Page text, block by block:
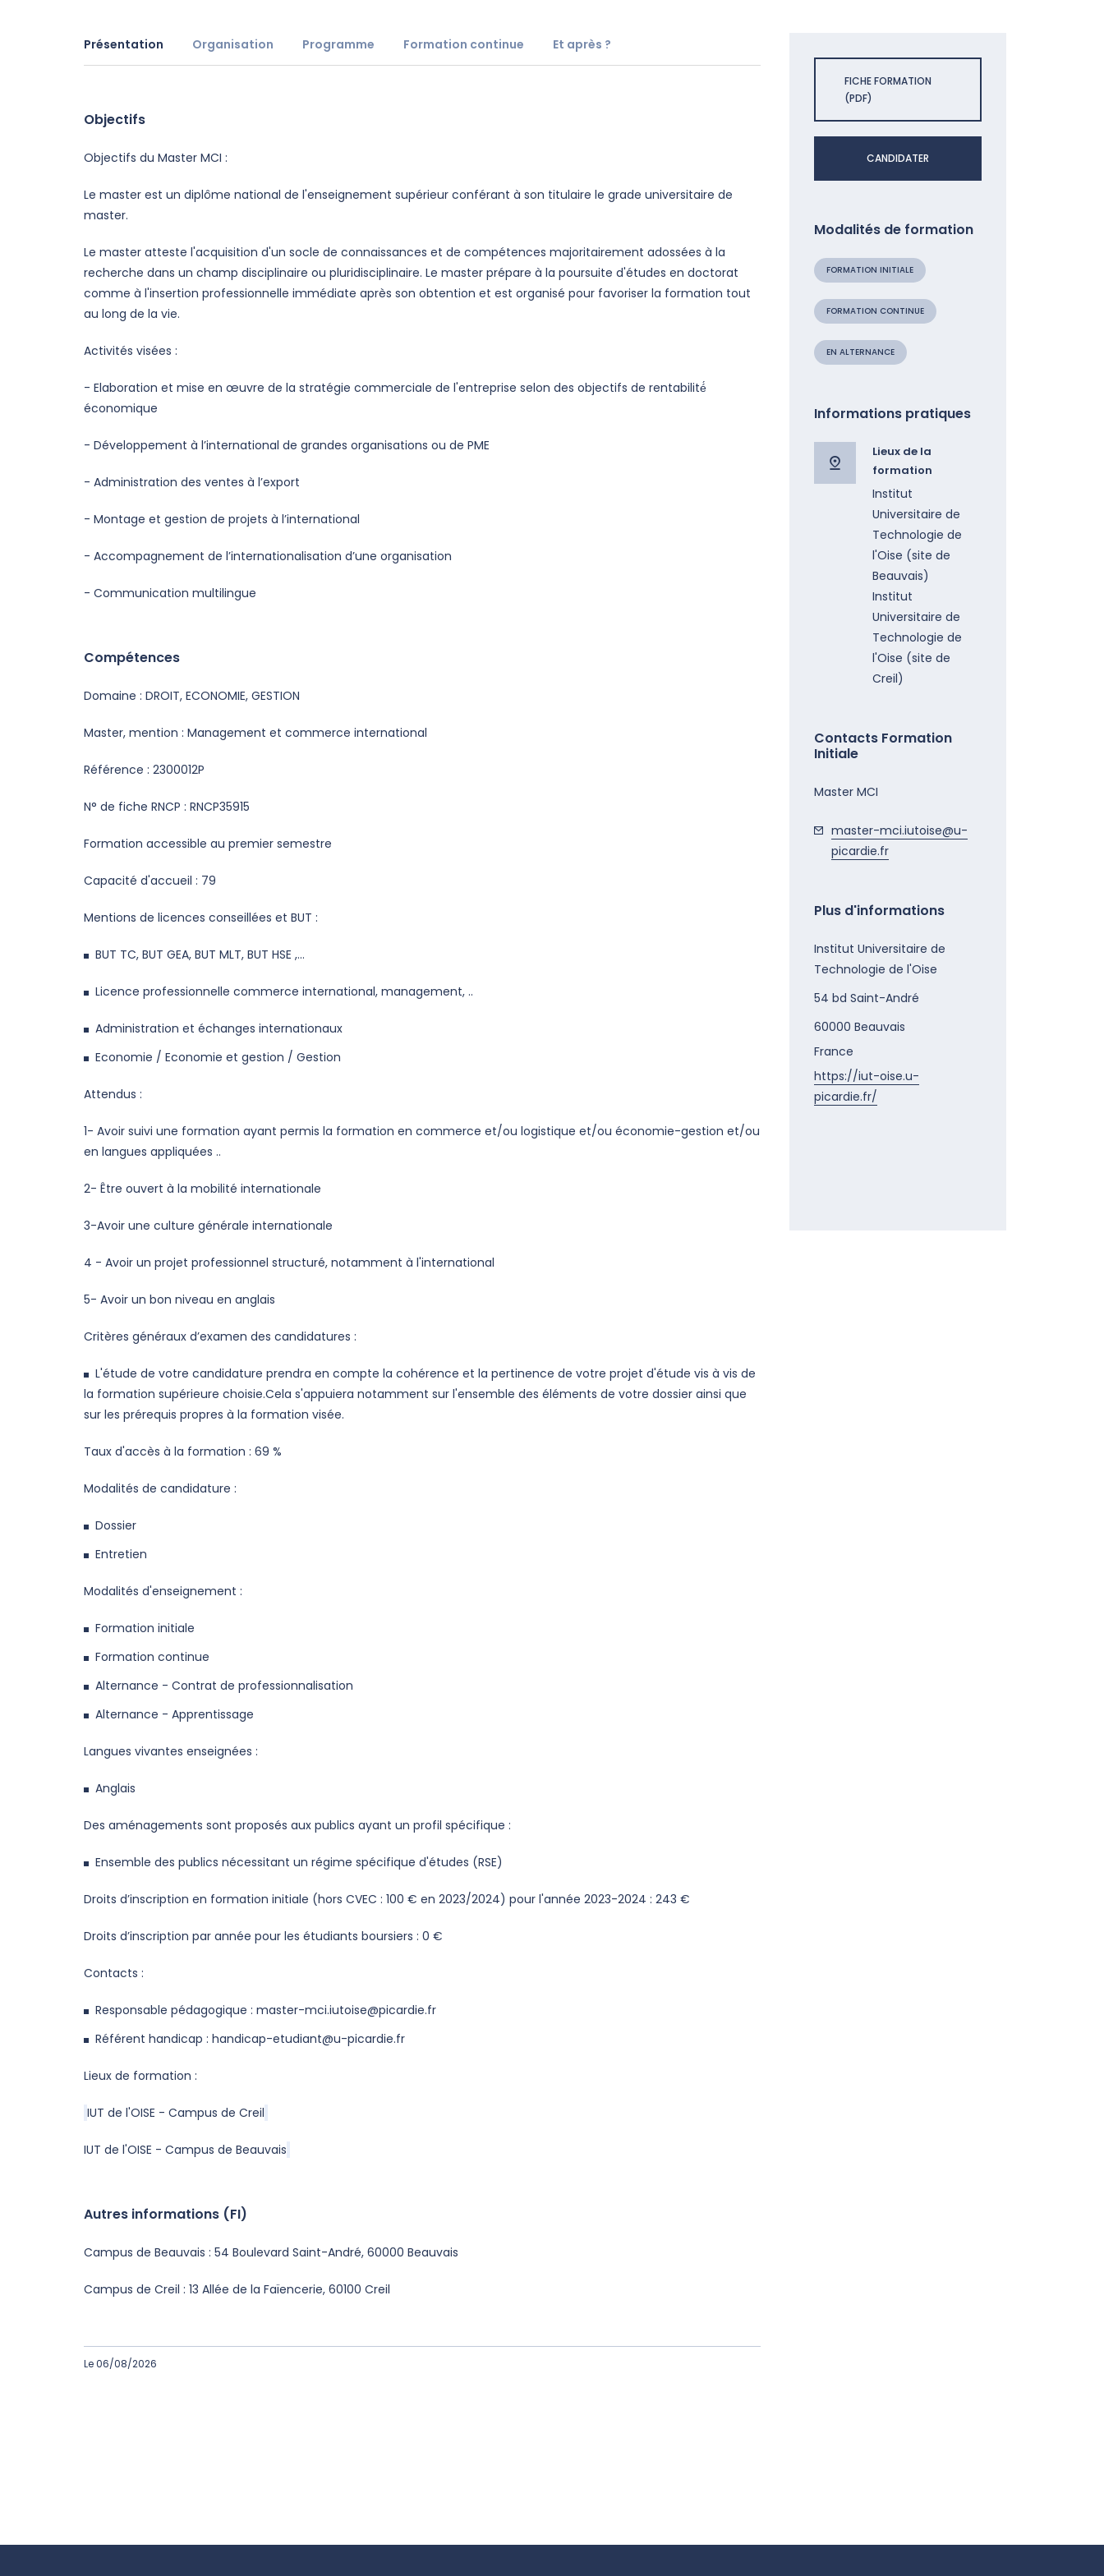
FICHE FORMATION
(PDF)
CANDIDATER
Modalités de formation
FORMATION INITIALE
FORMATION CONTINUE
EN ALTERNANCE
Informations pratiques
Lieux de la
formation
Institut
Universitaire de
Technologie de
l'Oise (site de
Beauvais)
Institut
Universitaire de
Technologie de
l'Oise (site de
Creil)
Contacts Formation
Initiale
Master MCI
master-mci.iutoise@u-
picardie.fr
Plus d'informations
Institut Universitaire de
Technologie de l'Oise
54 bd Saint-André
60000 Beauvais
France
https://iut-oise.u-
picardie.fr/
Présentation Organisation Programme Formation continue Et après ?
Présentation
Objectifs
Objectifs du Master MCI :
Le master est un diplôme national de l'enseignement supérieur conférant à son titulaire le grade universitaire de
master.
Le master atteste l'acquisition d'un socle de connaissances et de compétences majoritairement adossées à la
recherche dans un champ disciplinaire ou pluridisciplinaire. Le master prépare à la poursuite d'études en doctorat
comme à l'insertion professionnelle immédiate après son obtention et est organisé pour favoriser la formation tout
au long de la vie.
Activités visées :
- Elaboration et mise en œuvre de la stratégie commerciale de l'entreprise selon des objectifs de rentabilité́
économique
- Développement à l’international de grandes organisations ou de PME
- Administration des ventes à l’export
- Montage et gestion de projets à l’international
- Accompagnement de l’internationalisation d’une organisation
- Communication multilingue
Compétences
Domaine : DROIT, ECONOMIE, GESTION
Master, mention : Management et commerce international
Référence : 2300012P
N° de fiche RNCP : RNCP35915
Formation accessible au premier semestre
Capacité d'accueil : 79
Mentions de licences conseillées et BUT :
BUT TC, BUT GEA, BUT MLT, BUT HSE ,...
Licence professionnelle commerce international, management, ..
Administration et échanges internationaux
Economie / Economie et gestion / Gestion
Attendus :
1- Avoir suivi une formation ayant permis la formation en commerce et/ou logistique et/ou économie-gestion et/ou
en langues appliquées ..
2- Être ouvert à la mobilité internationale
3-Avoir une culture générale internationale
4 - Avoir un projet professionnel structuré, notamment à l'international
5- Avoir un bon niveau en anglais
Critères généraux d’examen des candidatures :
L'étude de votre candidature prendra en compte la cohérence et la pertinence de votre projet d'étude vis à vis de
la formation supérieure choisie.Cela s'appuiera notamment sur l'ensemble des éléments de votre dossier ainsi que
sur les prérequis propres à la formation visée.
Taux d'accès à la formation : 69 %
Modalités de candidature :
Dossier
Entretien
Modalités d'enseignement :
Formation initiale
Formation continue
Alternance - Contrat de professionnalisation
Alternance - Apprentissage
Langues vivantes enseignées :
Anglais
Des aménagements sont proposés aux publics ayant un profil spécifique :
Ensemble des publics nécessitant un régime spécifique d'études (RSE)
Droits d’inscription en formation initiale (hors CVEC : 100 € en 2023/2024) pour l'année 2023-2024 : 243 €
Droits d’inscription par année pour les étudiants boursiers : 0 €
Contacts :
Responsable pédagogique : master-mci.iutoise@picardie.fr
Référent handicap : handicap-etudiant@u-picardie.fr
Lieux de formation :
IUT de l'OISE - Campus de Creil
IUT de l'OISE - Campus de Beauvais
Autres informations (FI)
Campus de Beauvais : 54 Boulevard Saint-André, 60000 Beauvais
Campus de Creil : 13 Allée de la Faïencerie, 60100 Creil
Le 06/08/2026